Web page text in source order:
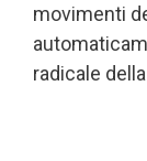
movimenti
radicale